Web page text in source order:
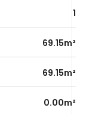
69.15m²
1
69.15m²
0.00m²